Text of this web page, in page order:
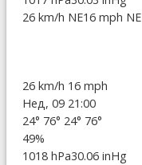
26 km/h NE16 mph NE
26 km/h 16 mph
Нед, 09 21:00
24° 76° 24° 76°
49%
1018 hPa30.06 inHg